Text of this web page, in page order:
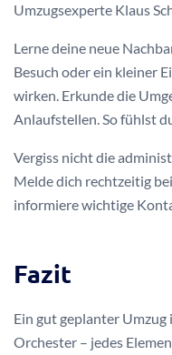
Umzugsexperte Klaus
Lerne deine neue
Besuch oder ein kleiner
wirken. Erkunde die
Anlaufstellen. So fühlst
Vergiss nicht die
Melde dich rechtzeitig
informiere wichtige
Fazit
Ein gut geplanter
Orchester – jedes